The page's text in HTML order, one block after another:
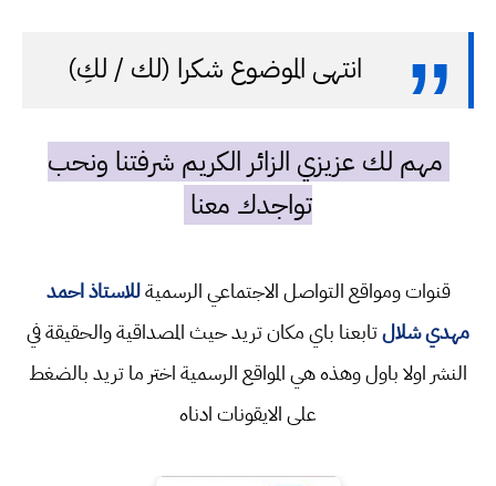
انتهى الموضوع شكرا (لك / لكِ)
مهم لك عزيزي الزائر الكريم شرفتنا ونحب
تواجدك معنا
قنوات ومواقع التواصل الاجتماعي الرسميةللاستاذ احمد
مهدي شلالتابعنا باي مكان تريد حيث المصداقية والحقيقة في
النشر اولا باول وهذه هي المواقع الرسمية اختر ما تريد بالضغط
على الايقونات ادناه